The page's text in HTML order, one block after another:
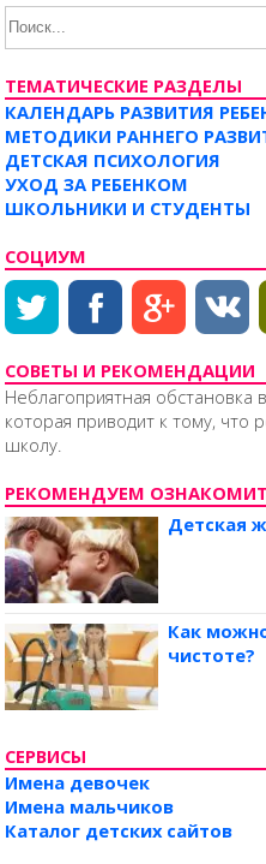
ТЕМАТИЧЕСКИЕ РАЗДЕЛЫ
КАЛЕНДАРЬ РАЗВИТИЯ
МЕТОДИКИ РАННЕГО
ДЕТСКАЯ ПСИХОЛОГИЯ
УХОД ЗА РЕБЕНКОМ
ШКОЛЬНИКИ И СТУДЕНТЫ
СОЦИУМ
СОВЕТЫ И РЕКОМЕНДАЦИИ
Неблагоприятная
которая приводит к тому, что
школу.
РЕКОМЕНДУЕМ
Детская
Как
чистоте?
СЕРВИСЫ
Имена девочек
Имена мальчиков
Каталог детских сайтов